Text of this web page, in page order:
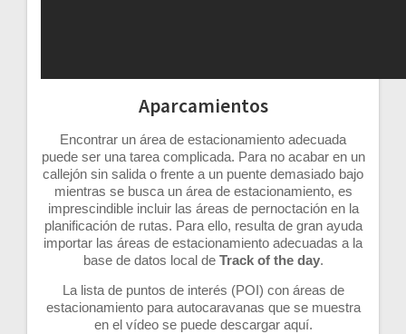
Aparcamientos
Encontrar un área de estacionamiento adecuada
puede ser una tarea complicada. Para no acabar en un
callejón sin salida o frente a un puente demasiado bajo
mientras se busca un área de estacionamiento, es
imprescindible incluir las áreas de pernoctación en la
planificación de rutas. Para ello, resulta de gran ayuda
importar las áreas de estacionamiento adecuadas a la
base de datos local de Track of the day.
La lista de puntos de interés (POI) con áreas de
estacionamiento para autocaravanas que se muestra
en el vídeo se puede descargar aquí.